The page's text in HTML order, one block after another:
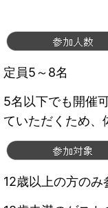
定員5～8名
5名以下でも開催
ていただくため、
12歳以上の方のみ